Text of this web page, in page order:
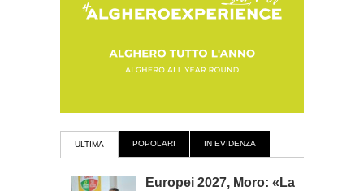
ULTIMA POPOLARI IN EVIDENZA
Europei 2027, Moro: «La